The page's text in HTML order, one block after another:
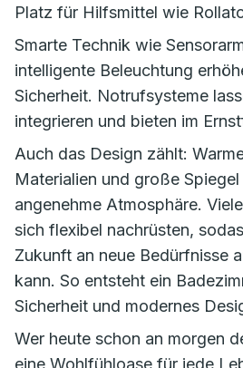
Platz für Hilfsmittel wie
Smarte Technik wie
intelligente Beleuchtung
Sicherheit. Notrufsysteme
integrieren und bieten im
Auch das Design zählt:
Materialien und große
angenehme Atmosphäre.
sich flexibel nachrüsten,
Zukunft an neue Bedürfnisse
kann. So entsteht ein
Sicherheit und modernes
Wer heute schon an morgen
eine Wohlfühloase für jede